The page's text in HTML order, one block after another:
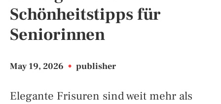
Schönheitstipps für
Seniorinnen
May 19, 2026 • publisher
Elegante Frisuren sind weit mehr als